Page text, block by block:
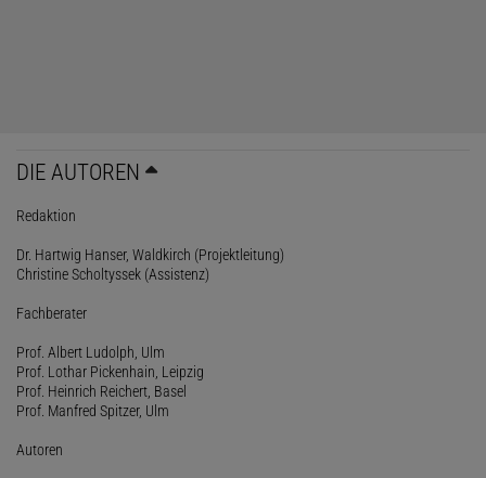
DIE AUTOREN
Redaktion
Dr. Hartwig Hanser, Waldkirch (Projektleitung)
Christine Scholtyssek (Assistenz)
Fachberater
Prof. Albert Ludolph, Ulm
Prof. Lothar Pickenhain, Leipzig
Prof. Heinrich Reichert, Basel
Prof. Manfred Spitzer, Ulm
Autoren